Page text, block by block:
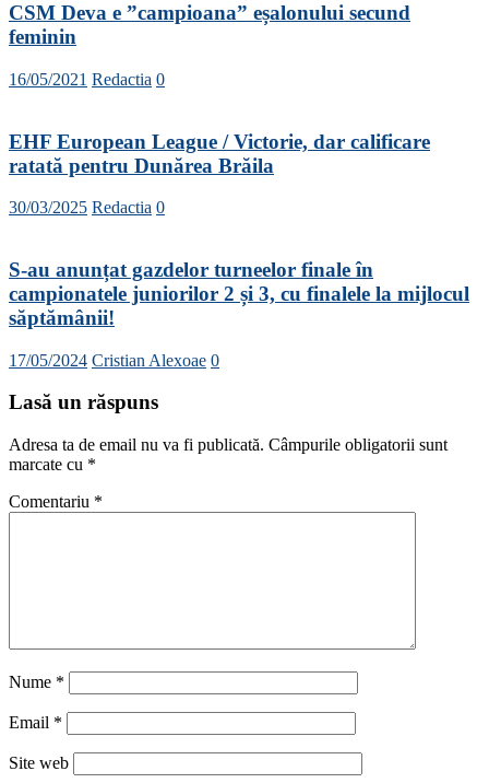
CSM Deva e ”campioana” eșalonului secund
feminin
16/05/2021 Redactia 0
EHF European League / Victorie, dar calificare
ratată pentru Dunărea Brăila
30/03/2025 Redactia 0
S-au anunțat gazdelor turneelor finale în
campionatele juniorilor 2 și 3, cu finalele la mijlocul
săptămânii!
17/05/2024 Cristian Alexoae 0
Lasă un răspuns
Adresa ta de email nu va fi publicată. Câmpurile obligatorii sunt
marcate cu *
Comentariu *
Nume *
Email *
Site web